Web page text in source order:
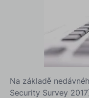
Na základě
Security Survey